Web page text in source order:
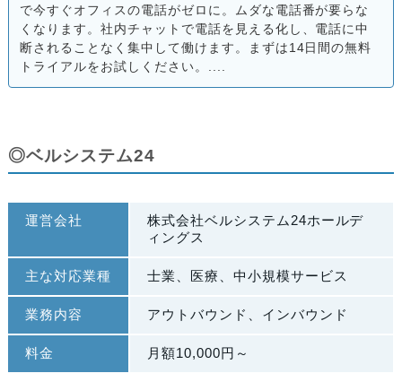
で今すぐオフィスの電話がゼロに。ムダな電話番が要らな
くなります。社内チャットで電話を見える化し、電話に中
断されることなく集中して働けます。まずは14日間の無料
トライアルをお試しください。....
◎ベルシステム24
運営会社
株式会社ベルシステム24ホールデ
ィングス
主な対応業種 士業、医療、中小規模サービス
業務内容 アウトバウンド、インバウンド
料金 月額10,000円～